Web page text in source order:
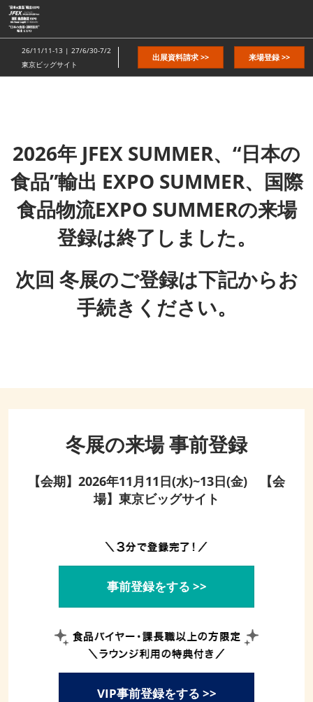
ス
キ
ッ
し
26/11/11-13 | 27/6/30-7/2
東京ビッグサイト
出展資料請求 >> 来場登録 >>
2026年 JFEX SUMMER、“日本の
食品”輸出 EXPO SUMMER、国際
食品物流EXPO SUMMERの来場
登録は終了しました。
次回 冬展のご登録は下記からお
手続きください。
冬展の来場 事前登録
【会期】2026年11月11日(水)~13日(金) 【会
場】東京ビッグサイト
事前登録をする >>
VIP事前登録をする >>